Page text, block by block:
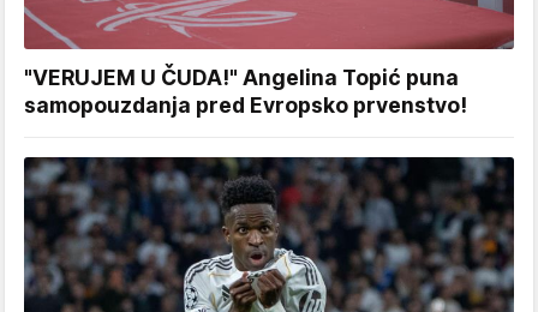
"VERUJEM U ČUDA!" Angelina Topić puna
samopouzdanja pred Evropsko prvenstvo!